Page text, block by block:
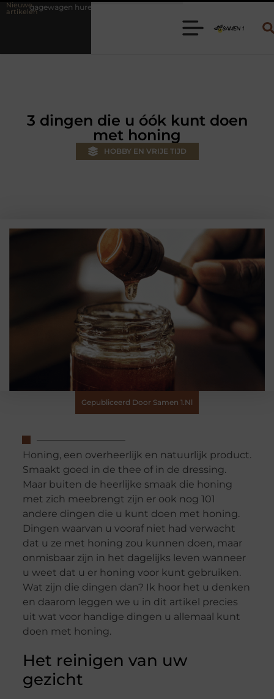
Nieuwe
artikelen
Kies de juiste aanhanger voor jouw klus
3 dingen die u óók kunt doen
met honing
HOBBY EN VRIJE TIJD
Gepubliceerd Door Samen 1.nl
Honing, een overheerlijk en natuurlijk product.
Smaakt goed in de thee of in de dressing.
Maar buiten de heerlijke smaak die honing
met zich meebrengt zijn er ook nog 101
andere dingen die u kunt doen met honing.
Dingen waarvan u vooraf niet had verwacht
dat u ze met honing zou kunnen doen, maar
onmisbaar zijn in het dagelijks leven wanneer
u weet dat u er honing voor kunt gebruiken.
Wat zijn die dingen dan? Ik hoor het u denken
en daarom leggen we u in dit artikel precies
uit wat voor handige dingen u allemaal kunt
doen met honing.
Het reinigen van uw
gezicht